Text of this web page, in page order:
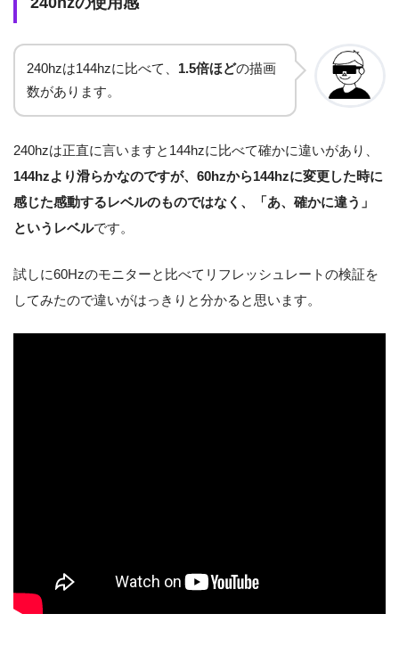
240hzは144hzに比べて、 1.5倍ほどの描画
数があります。
240hzは正直に言いますと144hzに比べて確かに違いがあり、
144hzより滑らかなのですが、60hzから144hzに変更した時に
感じた感動するレベルのものではなく、「あ、確かに違う」
というレベルです。
試しに60Hzのモニターと比べてリフレッシュレートの検証を
してみたので違いがはっきりと分かると思います。